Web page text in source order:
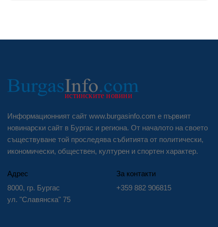
Информационният сайт www.burgasinfo.com е първият
новинарски сайт в Бургас и региона. От началото на своето
съществуване той проследява събитията от политически,
икономически, обществен, културен и спортен характер.
Адрес
8000, гр. Бургас
ул. "Славянска" 75
За контакти
+359 882 906815